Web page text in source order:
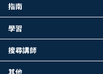
指南
學習
搜尋講師
其他